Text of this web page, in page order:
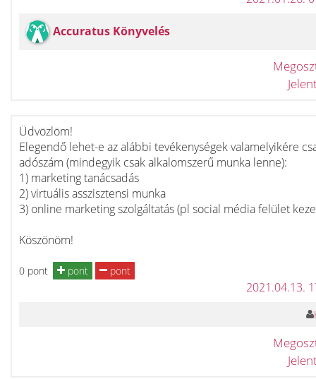
Accuratus Könyvelés
Üdvözlöm!
Elegendő lehet-e az alábbi tevékenységek valamelyikére
adószám (mindegyik csak alkalomszerű munka lenne):
1) marketing tanácsadás
2) virtuális asszisztensi munka
3) online marketing szolgáltatás (pl social média felület
Köszönöm!
0 pont pont pont
2021.04.13.